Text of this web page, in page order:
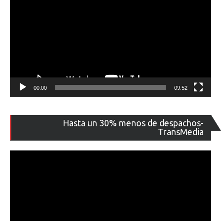
00:00 09:52
Hasta un 30% menos de despachos-
TransMedia
de